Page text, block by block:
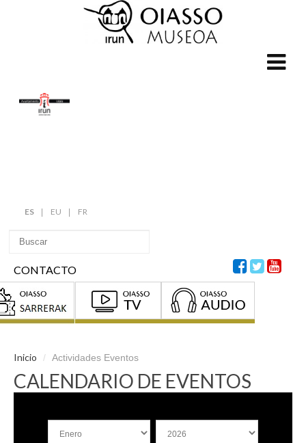
ES EU FR
CONTACTO
Inicio / Actividades Eventos
CALENDARIO DE EVENTOS